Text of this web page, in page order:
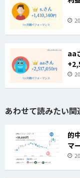
aa
あわせて読みたい関
的
マ